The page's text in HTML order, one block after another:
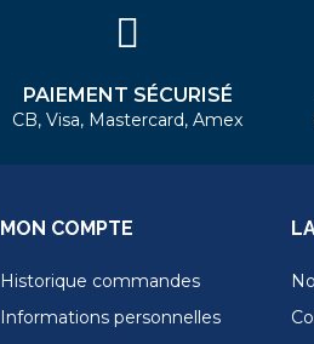
PAIEMENT SÉCURISÉ
CB, Visa, Mastercard, Amex
MON COMPTE
Historique commandes
Informations personnelles